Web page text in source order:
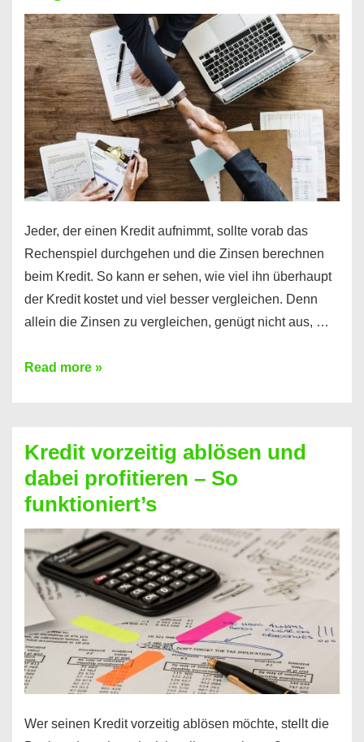
es
möglich!
Jeder, der einen Kredit aufnimmt, sollte vorab das
Rechenspiel durchgehen und die Zinsen berechnen
beim Kredit. So kann er sehen, wie viel ihn überhaupt
der Kredit kostet und viel besser vergleichen. Denn
allein die Zinsen zu vergleichen, genügt nicht aus, …
Ganz
Kredit
berechnen
–
Mit
diesen
Regeln!
Read more »
Kredit vorzeitig ablösen und
dabei profitieren – So
funktioniert’s
Wer seinen Kredit vorzeitig ablösen möchte, stellt die